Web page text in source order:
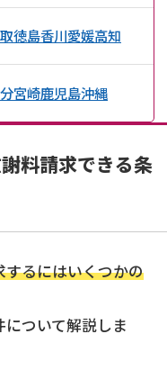
徳島香川愛媛高知
宮崎鹿児島沖縄
料請求できる条
るにはいくつかの
ついて解説しま